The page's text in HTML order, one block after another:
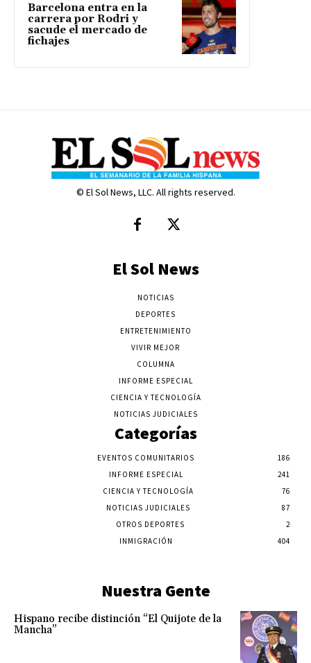
Barcelona entra en la
carrera por Rodri y
sacude el mercado de
fichajes
© El Sol News, LLC. All rights reserved.
El Sol News
NOTICIAS
DEPORTES
ENTRETENIMIENTO
VIVIR MEJOR
COLUMNA
INFORME ESPECIAL
CIENCIA Y TECNOLOGÍA
NOTICIAS JUDICIALES
Categorías
EVENTOS COMUNITARIOS
186
INFORME ESPECIAL
241
CIENCIA Y TECNOLOGÍA
76
NOTICIAS JUDICIALES
87
OTROS DEPORTES
2
INMIGRACIÓN
404
Nuestra Gente
Hispano recibe distinción “El Quijote de la
Mancha”